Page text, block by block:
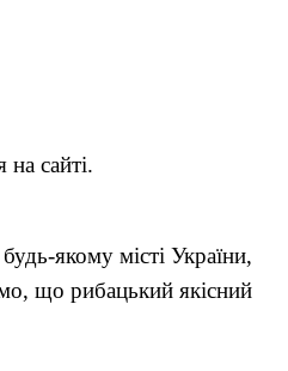
сайті.
якому місті України,
що рибацький якісний